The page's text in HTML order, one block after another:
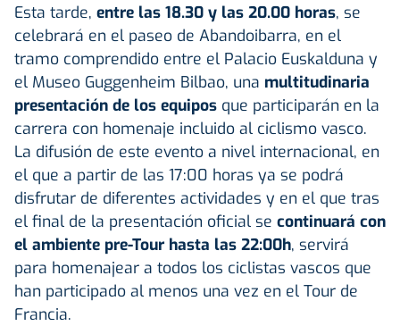
Esta tarde, entre las 18.30 y las 20.00 horas, se
celebrará en el paseo de Abandoibarra, en el
tramo comprendido entre el Palacio Euskalduna y
el Museo Guggenheim Bilbao, una multitudinaria
presentación de los equipos que participarán en la
carrera con homenaje incluido al ciclismo vasco.
La difusión de este evento a nivel internacional, en
el que a partir de las 17:00 horas ya se podrá
disfrutar de diferentes actividades y en el que tras
el final de la presentación oficial se continuará con
el ambiente pre-Tour hasta las 22:00h, servirá
para homenajear a todos los ciclistas vascos que
han participado al menos una vez en el Tour de
Francia.